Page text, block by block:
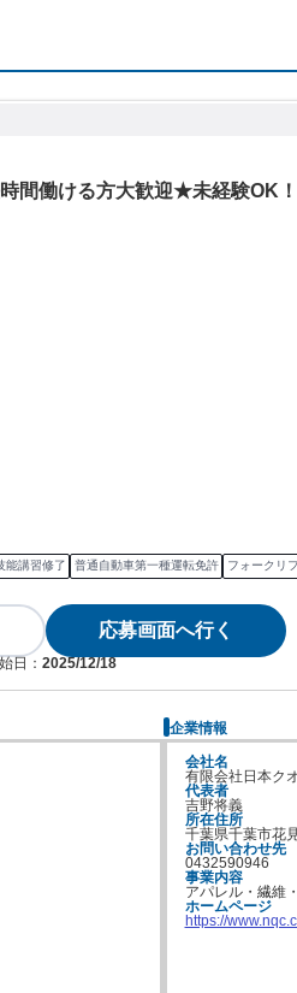
間働ける方大歓迎★未経験OK！
能講習修了 普通自動車第一種運転免許 フォークリ
応募画面へ行く
日： 2025/12/18
企業情報
会社名
有限会社日本ク
代表者
吉野将義
所在住所
千葉県千葉市花
お問い合わせ先
0432590946
事業内容
アパレル・繊維
ホームページ
https://